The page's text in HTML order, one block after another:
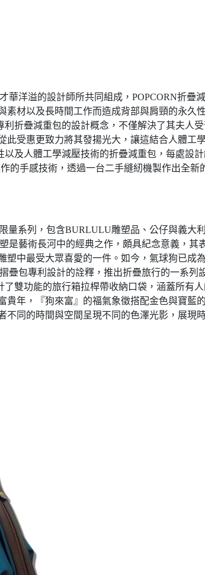
洋溢的設計師所共同組成，POPCORN折疊
材以及長時間工作而造成背部與肩頸的永久
折疊減重包的設計概念，不僅解決了其夫人
受惠更致力將其發揚光大，讓這結合人體工
及人體工學減壓技術的折疊減重包，每處設
的手感技術，透過一台二手縫紉機製作出全新
量系列，包含BURLULU雕塑品、公仔與義大
是藝術長河中的經典之作，頗具紀念意義，其
中最受大眾喜愛的一件。如今，氣球狗已成
疊包專利設計的詮釋，推出折疊旅行的一系列
雙功能的旅行箱拉桿帶收納口袋，涵蓋所有
年，『狗來富』的福氣象徵搭配金色與寶藍
同的時間與空間呈現不同的色澤光影，展現